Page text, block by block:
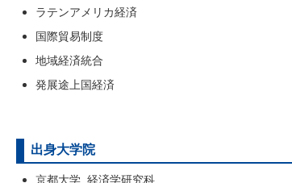
ラテンアメリカ経済
国際貿易制度
地域経済統合
発展途上国経済
出身大学院
京都大学 経済学研究科